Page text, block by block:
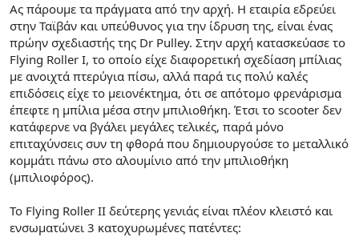
Ας πάρουμε τα πράγματα από την αρχή. Η εταιρία εδρεύει
στην Ταϊβάν και υπεύθυνος για την ίδρυση της, είναι ένας
πρώην σχεδιαστής της Dr Pulley. Στην αρχή κατασκεύασε το
Flying Roller I, το οποίο είχε διαφορετική σχεδίαση μπίλιας
με ανοιχτά πτερύγια πίσω, αλλά παρά τις πολύ καλές
επιδόσεις είχε το μειονέκτημα, ότι σε απότομο φρενάρισμα
έπεφτε η μπίλια μέσα στην μπιλιοθήκη. Έτσι το scooter δεν
κατάφερνε να βγάλει μεγάλες τελικές, παρά μόνο
επιταχύνσεις συν τη φθορά που δημιουργούσε το μεταλλικό
κομμάτι πάνω στο αλουμίνιο από την μπιλιοθήκη
(μπιλιοφόρος).
Το Flying Roller II δεύτερης γενιάς είναι πλέον κλειστό και
ενσωματώνει 3 κατοχυρωμένες πατέντες: